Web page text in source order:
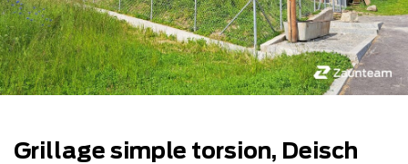
Grillage simple torsion, Deisch